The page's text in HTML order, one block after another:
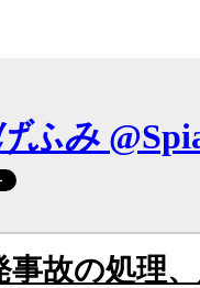
ふみ
事故の処理